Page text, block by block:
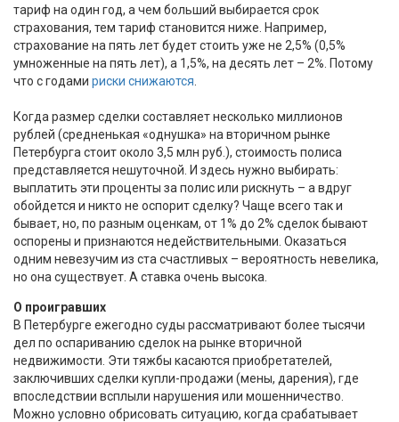
тариф на один год, а чем больший выбирается срок
страхования, тем тариф становится ниже. Например,
страхование на пять лет будет стоить уже не 2,5% (0,5%
умноженные на пять лет), а 1,5%, на десять лет – 2%. Потому
что с годами риски снижаются
Когда размер сделки составляет несколько миллионов
рублей (средненькая «однушка» на вторичном рынке
Петербурга стоит около 3,5 млн руб.), стоимость полиса
представляется нешуточной. И здесь нужно выбирать:
выплатить эти проценты за полис или рискнуть – а вдруг
обойдется и никто не оспорит сделку? Чаще всего так и
бывает, но, по разным оценкам, от 1% до 2% сделок бывают
оспорены и признаются недействительными. Оказаться
одним невезучим из ста счастливых – вероятность невелика,
но она существует. А ставка очень высока.
О проигравших
В Петербурге ежегодно суды рассматривают более тысячи
дел по оспариванию сделок на рынке вторичной
недвижимости. Эти тяжбы касаются приобретателей,
заключивших сделки купли-продажи (мены, дарения), где
впоследствии всплыли нарушения или мошенничество.
Можно условно обрисовать ситуацию, когда срабатывает